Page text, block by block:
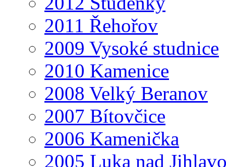
2011 Řehořov
2009 Vysoké studnice
2010 Kamenice
2008 Velký Beranov
2007 Bítovčice
2006 Kamenička
2005 Luka nad